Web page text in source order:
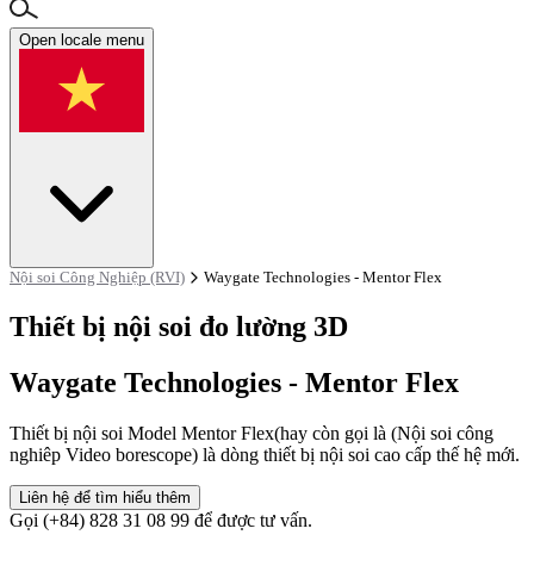
Open locale menu
Nội soi Công Nghiệp (RVI) Waygate Technologies - Mentor Flex
Thiết bị nội soi đo lường 3D
Waygate Technologies - Mentor Flex
Thiết bị nội soi Model Mentor Flex(hay còn gọi là (Nội soi công
nghiêp Video borescope) là dòng thiết bị nội soi cao cấp thế hệ mới.
Liên hệ để tìm hiểu thêm
Gọi (+84) 828 31 08 99 để được tư vấn.